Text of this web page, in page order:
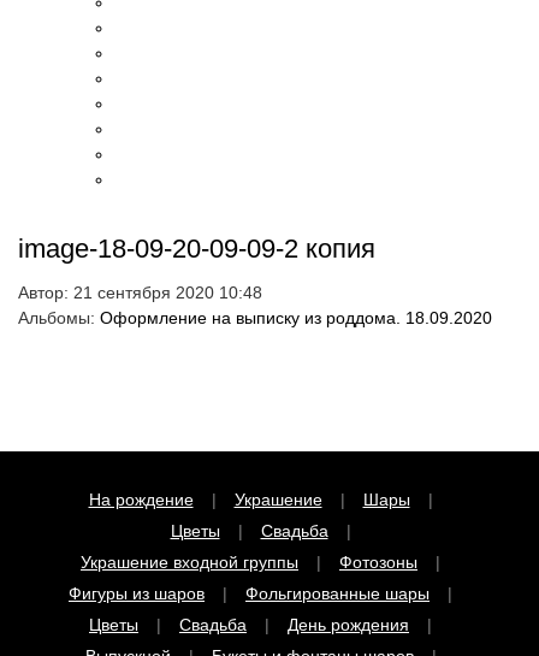
Автор:21 сентября 2020 10:48
Альбомы:
На рождение Украшение
Шары
Украшение входной группы
Фотозоны
Фигуры из шаров
Фольгированные шары
Цветы
Свадьба
День рождения
Выпускной
Букеты и фонтаны шаров
Всё для праздника
Повод
Подарки
Чтобы закрепить за собой скидку введите
До окончания акции
06 : 51
Сделано в